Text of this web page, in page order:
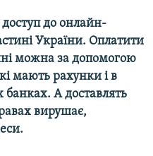
до онлайн-
України. Оплатити
можна за допомогою
мають рахунки і в
банках. А доставлять
вирушає,